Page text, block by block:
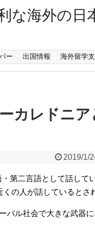
な海外の
ー 出国情報 海外留学
カレドニ
2019/1/
第二言語として話して
の人が話しているとさ
バル社会で大きな武器に